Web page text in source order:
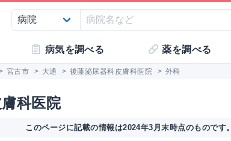
病気を調べる 薬を調べる
宮古市 > 大通 > 後藤泌尿器科皮膚科医院 > 外科
科医院
このページに記載の情報は2024年3月末時点のものです。